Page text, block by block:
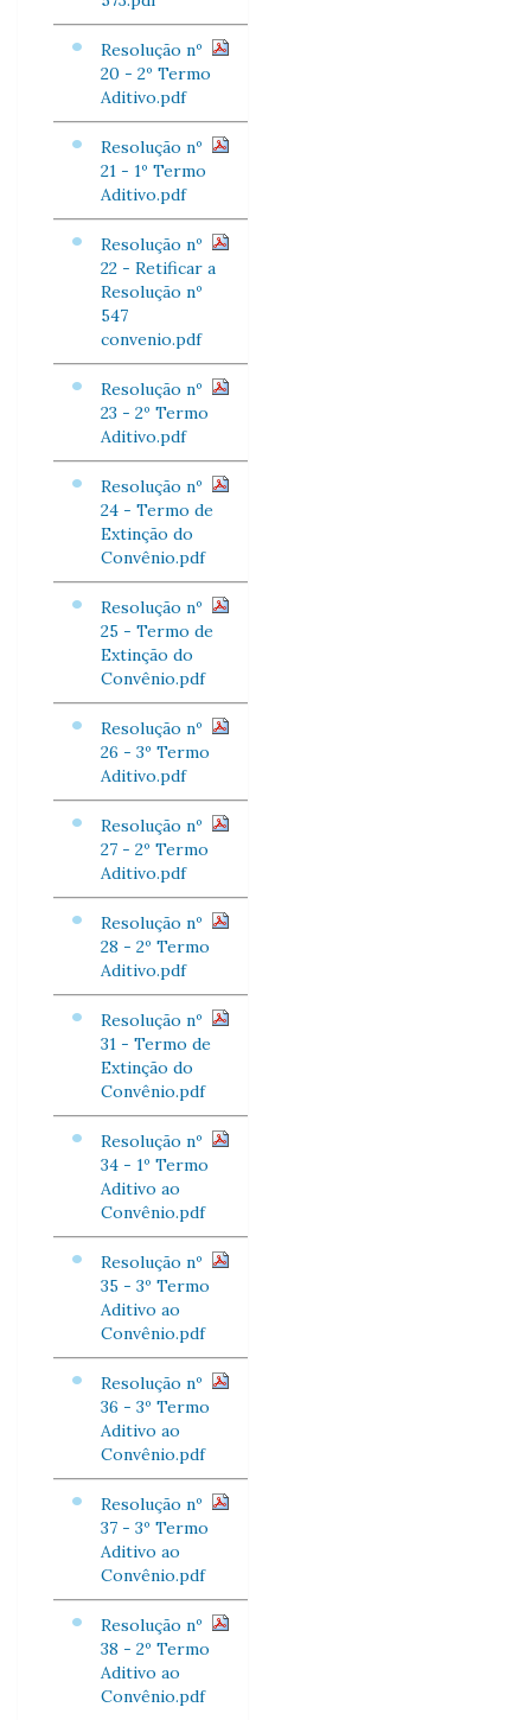
Resolução nº
20 - 2º Termo
Aditivo.pdf
Resolução nº
21 - 1º Termo
Aditivo.pdf
Resolução nº
22 - Retificar a
Resolução nº
547
convenio.pdf
Resolução nº
23 - 2º Termo
Aditivo.pdf
Resolução nº
24 - Termo de
Extinção do
Convênio.pdf
Resolução nº
25 - Termo de
Extinção do
Convênio.pdf
Resolução nº
26 - 3º Termo
Aditivo.pdf
Resolução nº
27 - 2º Termo
Aditivo.pdf
Resolução nº
28 - 2º Termo
Aditivo.pdf
Resolução nº
31 - Termo de
Extinção do
Convênio.pdf
Resolução nº
34 - 1º Termo
Aditivo ao
Convênio.pdf
Resolução nº
35 - 3º Termo
Aditivo ao
Convênio.pdf
Resolução nº
36 - 3º Termo
Aditivo ao
Convênio.pdf
Resolução nº
37 - 3º Termo
Aditivo ao
Convênio.pdf
Resolução nº
38 - 2º Termo
Aditivo ao
Convênio.pdf